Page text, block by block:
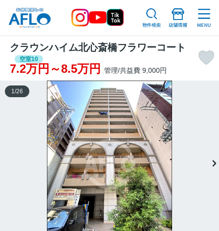
クラウンハイム北心斎橋フラワーコート
空室10
7.2万円～8.5万円 管理/共益費 9,000円
1 /26